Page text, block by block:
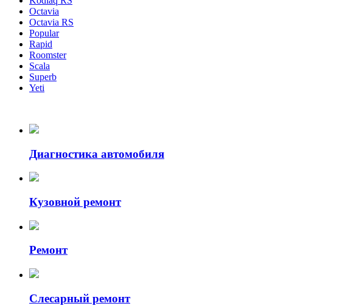
Octavia
Octavia RS
Popular
Rapid
Roomster
Scala
Superb
Yeti
Диагностика автомобиля
Кузовной ремонт
Ремонт
Слесарный ремонт